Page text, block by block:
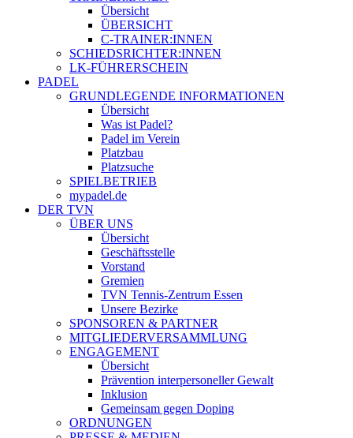
Übersicht
ÜBERSICHT
C-TRAINER:INNEN
SCHIEDSRICHTER:INNEN
LK-FÜHRERSCHEIN
PADEL
GRUNDLEGENDE INFORMATIONEN
Übersicht
Was ist Padel?
Padel im Verein
Platzbau
Platzsuche
SPIELBETRIEB
mypadel.de
DER TVN
ÜBER UNS
Übersicht
Geschäftsstelle
Vorstand
Gremien
TVN Tennis-Zentrum Essen
Unsere Bezirke
SPONSOREN & PARTNER
MITGLIEDERVERSAMMLUNG
ENGAGEMENT
Übersicht
Prävention interpersoneller Gewalt
Inklusion
Gemeinsam gegen Doping
ORDNUNGEN